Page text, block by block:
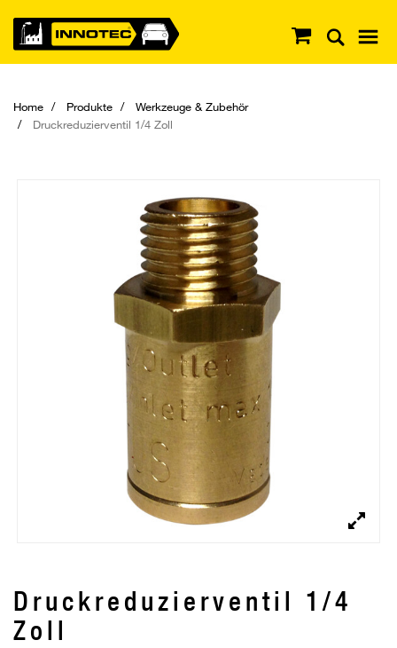
Home Produkte
Werkzeuge & Zubehör
Druckreduzierventil 1/4 Zoll
Druckreduzierventil 1/4
Zoll